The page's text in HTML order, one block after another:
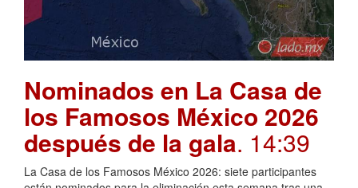
Nominados en La Casa de
los Famosos México 2026
después de la gala. 14:39
La Casa de los Famosos México 2026: siete participantes